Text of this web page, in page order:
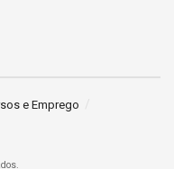
e Emprego